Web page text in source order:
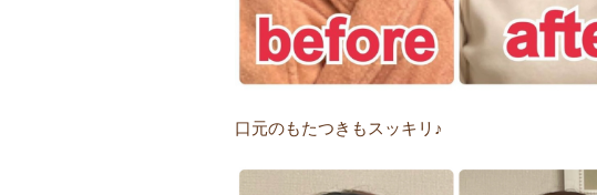
口元のもたつきもスッキリ♪